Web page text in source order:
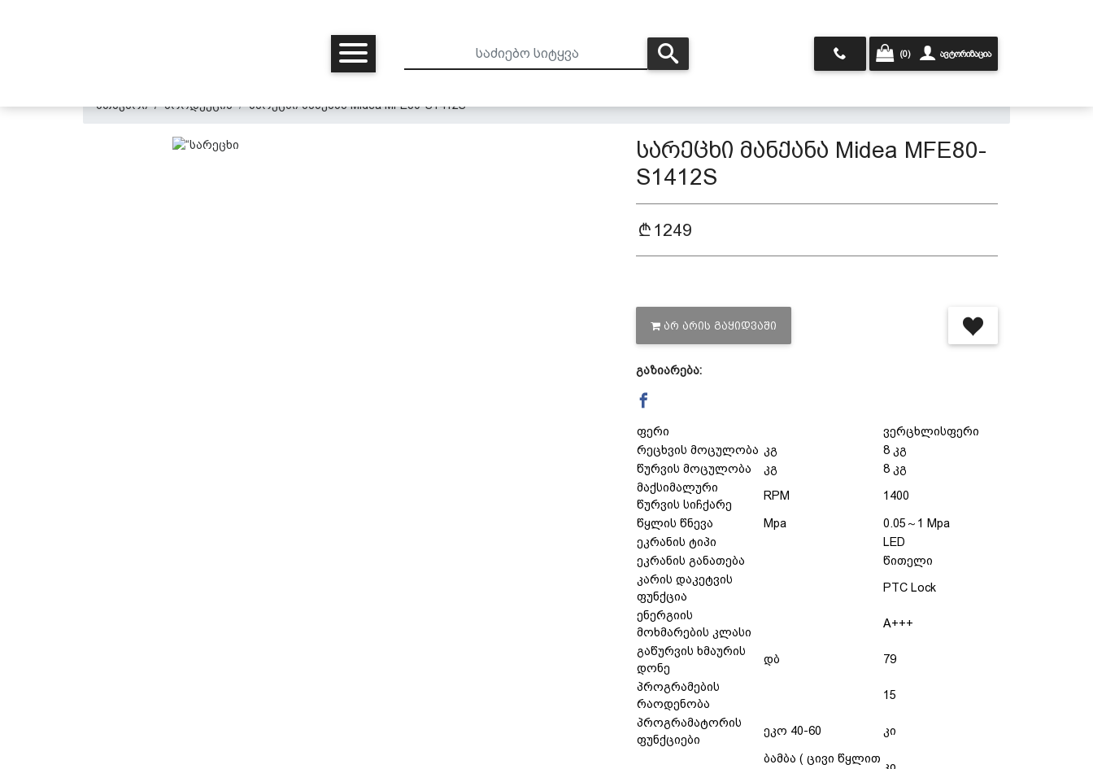
(0) ავტორიზაცია
მთავარი პროდუქცია სარეცხი მანქანა Midea MFE80-S1412S
სარეცხი მანქანა Midea MFE80-
S1412S
1249
ᲐᲠ ᲐᲠᲘᲡ ᲒᲐᲧᲘᲓᲕᲐᲨᲘ
გაზიარება:
ფერი
ვერცხლისფერი
რეცხვის მოცულობა კგ
8 კგ
წურვის მოცულობა
კგ
8 კგ
მაქსიმალური
წურვის სიჩქარე
RPM 1400
წყლის წნევა Mpa
0.05～1 Mpa
ეკრანის ტიპი
LED
ეკრანის განათება
წითელი
კარის დაკეტვის
ფუნქცია
PTC Lock
ენერგიის
მოხმარების კლასი
A+++
გაწურვის ხმაურის
დონე
დბ 79
პროგრამების
რაოდენობა
15
პროგრამატორის
ფუნქციები
ეკო 40-60 კი
ბამბა ( ცივი წყლით